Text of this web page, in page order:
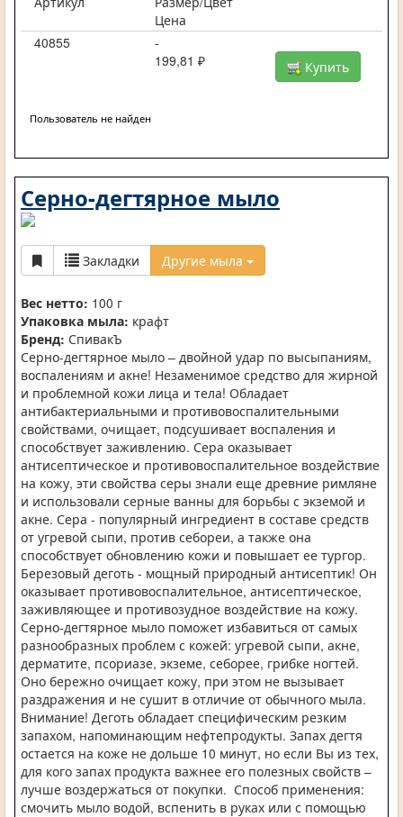
Цена
40855
-
199,81 ₽
Купить
Пользователь не найден
Серно-дегтярное мыло
Закладки Другие мыла
Вес нетто: 100 г
Упаковка мыла: крафт
Бренд: СпивакЪ
Серно-дегтярное мыло – двойной удар по высыпаниям,
воспалениям и акне! Незаменимое средство для жирной
и проблемной кожи лица и тела! Обладает
антибактериальными и противовоспалительными
свойствами, очищает, подсушивает воспаления и
способствует заживлению. Сера оказывает
антисептическое и противовоспалительное воздействие
на кожу, эти свойства серы знали еще древние римляне
и использовали серные ванны для борьбы с экземой и
акне. Сера - популярный ингредиент в составе средств
от угревой сыпи, против себореи, а также она
способствует обновлению кожи и повышает ее тургор.
Березовый деготь - мощный природный антисептик! Он
оказывает противовоспалительное, антисептическое,
заживляющее и противозудное воздействие на кожу.
Серно-дегтярное мыло поможет избавиться от самых
разнообразных проблем с кожей: угревой сыпи, акне,
дерматите, псориазе, экземе, себорее, грибке ногтей.
Оно бережно очищает кожу, при этом не вызывает
раздражения и не сушит в отличие от обычного мыла.
Внимание! Деготь обладает специфическим резким
запахом, напоминающим нефтепродукты. Запах дегтя
остается на коже не дольше 10 минут, но если Вы из тех,
для кого запах продукта важнее его полезных свойств –
лучше воздержаться от покупки. Способ применения:
смочить мыло водой, вспенить в руках или с помощью